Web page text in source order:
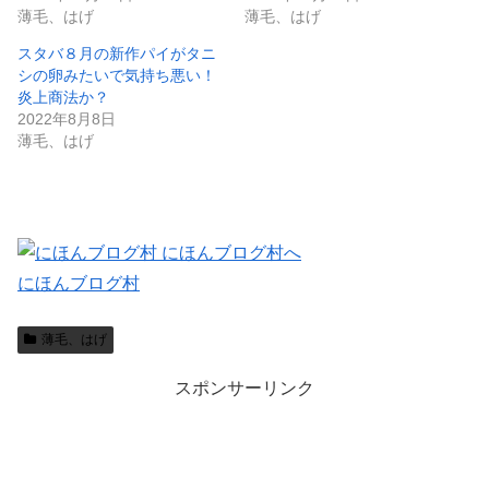
薄毛、はげ
薄毛、はげ
スタバ８月の新作パイがタニ
シの卵みたいで気持ち悪い！
炎上商法か？
2022年8月8日
薄毛、はげ
にほんブログ村
薄毛、はげ
スポンサーリンク